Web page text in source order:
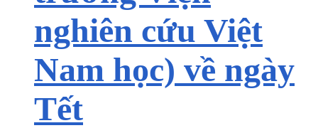
nghiên cứu Việt
Nam học) về ngày
Tết